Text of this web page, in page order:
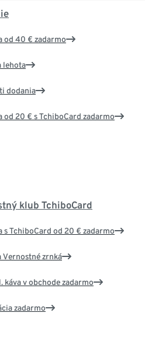
od 40 € zadarmo
lehota
dodania
od 20 € s TchiboCard zadarmo
klub TchiboCard
s TchiboCard od 20 € zadarmo
Vernostné zrnká
káva v obchode zadarmo
zadarmo